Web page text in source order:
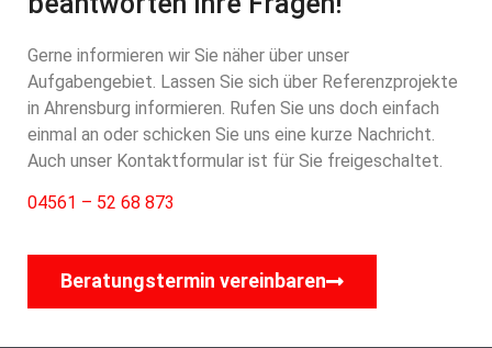
Gerne informieren wir Sie näher über unser
Aufgabengebiet. Lassen Sie sich über Referenzprojekte
in Ahrensburg informieren. Rufen Sie uns doch einfach
einmal an oder schicken Sie uns eine kurze Nachricht.
Auch unser Kontaktformular ist für Sie freigeschaltet.
04561 – 52 68 873
Beratungstermin vereinbaren